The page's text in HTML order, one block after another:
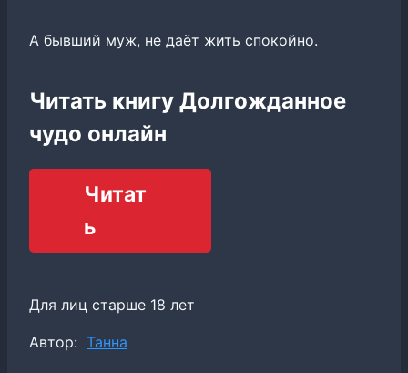
А бывший муж, не даёт жить спокойно.
Читать книгу Долгожданное
чудо онлайн
Читат
ь
Для лиц старше 18 лет
Метки
Автор: Танна